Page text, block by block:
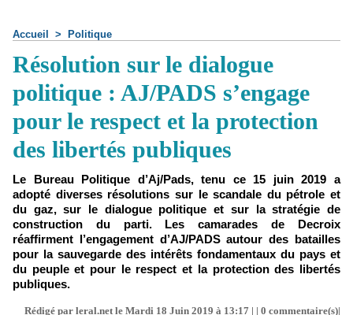
Accueil > Politique
Résolution sur le dialogue
politique : AJ/PADS s’engage
pour le respect et la protection
des libertés publiques
Le Bureau Politique d’Aj/Pads, tenu ce 15 juin 2019 a
adopté diverses résolutions sur le scandale du pétrole et
du gaz, sur le dialogue politique et sur la stratégie de
construction du parti. Les camarades de Decroix
réaffirment l’engagement d’AJ/PADS autour des batailles
pour la sauvegarde des intérêts fondamentaux du pays et
du peuple et pour le respect et la protection des libertés
publiques.
Rédigé par leral.net le Mardi 18 Juin 2019 à 13:17 | | 0 commentaire(s)|